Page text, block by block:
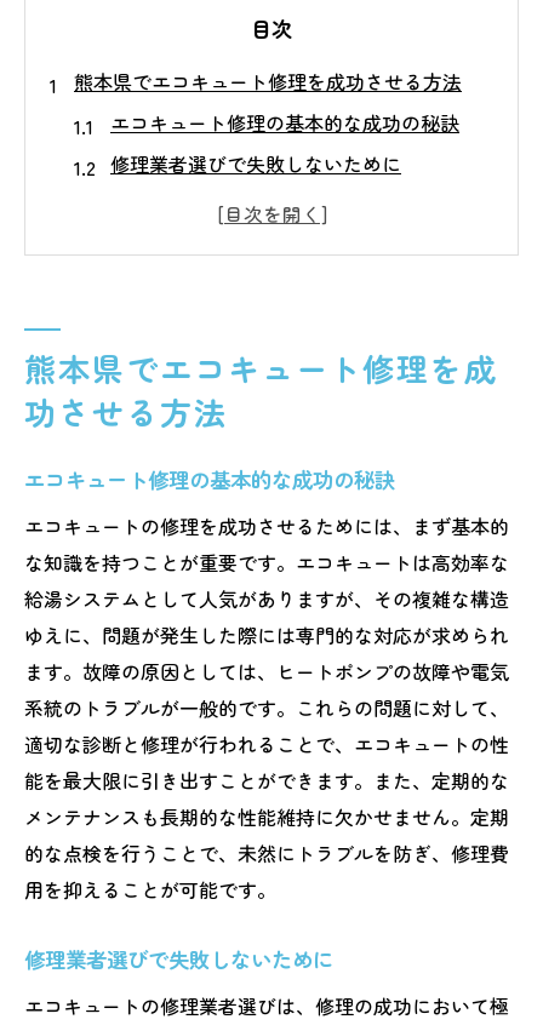
目次
熊本県でエコキュート修理を成功させる方法
エコキュート修理の基本的な成功の秘訣
修理業者選びで失敗しないために
エコキュートのシステム理解がカギ
エコキュートの修理を熊本県で依頼するコツ
エコキュート修理で評判の良い業者とは
熊本県での迅速な修理対応の秘密
エコキュート修理における事前準備とは
実績豊富な業者選びのポイント
エコキュート修理で信頼できるサポート
エコキュート修理の熊本県ガイド
修理費用を抑えるために知るべきこと
エコキュート修理のプロセスを理解する
熊本県での修理保証について知ろう
エコキュートのトラブル事例と対策
メンテナンスで修理の必要性を防ぐ方法
熊本県でのエコキュート修理の流れ
熊本県のエコキュート修理で失敗しないために
熊本県でエコキュート修理を成
功させる方法
エコキュート修理の基本的な成功の秘訣
エコキュートの修理を成功させるためには、まず基本的
な知識を持つことが重要です。エコキュートは高効率な
給湯システムとして人気がありますが、その複雑な構造
ゆえに、問題が発生した際には専門的な対応が求められ
ます。故障の原因としては、ヒートポンプの故障や電気
系統のトラブルが一般的です。これらの問題に対して、
適切な診断と修理が行われることで、エコキュートの性
能を最大限に引き出すことができます。また、定期的な
メンテナンスも長期的な性能維持に欠かせません。定期
的な点検を行うことで、未然にトラブルを防ぎ、修理費
用を抑えることが可能です。
修理業者選びで失敗しないために
エコキュートの修理業者選びは、修理の成功において極